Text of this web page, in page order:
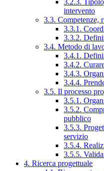
3.2.3.
intervento
3.3. Competenze,
3.3.1.
3.3.2.
3.4. Metodo di
3.4.1.
3.4.2.
3.4.3.
3.4.4.
3.5. Il processo
3.5.1.
3.5.2.
pubblico
3.5.3.
servizio
3.5.4.
3.5.5.
4. Ricerca progettuale